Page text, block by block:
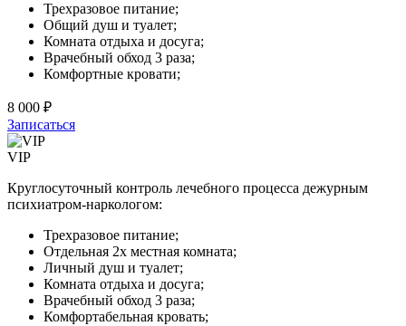
Трехразовое питание;
Общий душ и туалет;
Комната отдыха и досуга;
Врачебный обход 3 раза;
Комфортные кровати;
8 000 ₽
Записаться
VIP
Круглосуточный контроль лечебного процесса дежурным
психиатром-наркологом:
Трехразовое питание;
Отдельная 2х местная комната;
Личный душ и туалет;
Комната отдыха и досуга;
Врачебный обход 3 раза;
Комфортабельная кровать;